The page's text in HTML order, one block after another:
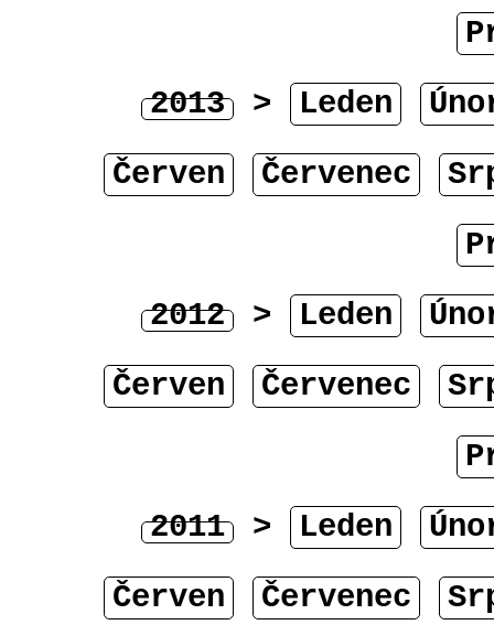
2013 > Leden
Červen
Červenec
2012 > Leden
Červen
Červenec
2011 > Leden
Červen
Červenec